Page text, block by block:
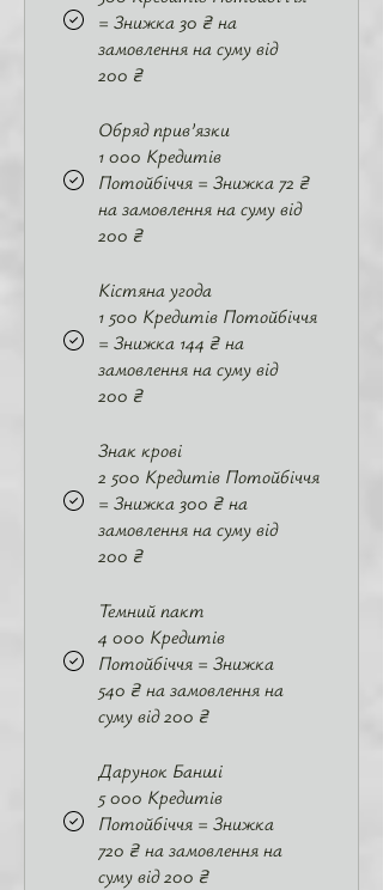
= Знижка 30 ₴ на
замовлення на суму від
200 ₴
Обряд прив’язки
1 000 Кредитів
Потойбіччя = Знижка 72 ₴
на замовлення на суму від
200 ₴
Кістяна угода
1 500 Кредитів Потойбіччя
= Знижка 144 ₴ на
замовлення на суму від
200 ₴
Знак крові
2 500 Кредитів Потойбіччя
= Знижка 300 ₴ на
замовлення на суму від
200 ₴
Темний пакт
4 000 Кредитів
Потойбіччя = Знижка
540 ₴ на замовлення на
суму від 200 ₴
Дарунок Банші
5 000 Кредитів
Потойбіччя = Знижка
720 ₴ на замовлення на
суму від 200 ₴